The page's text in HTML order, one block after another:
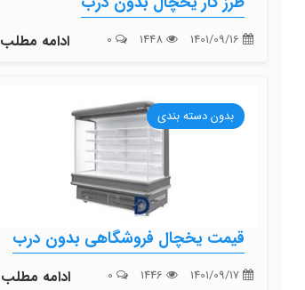
ادامه مطلب
بدون دسته بندی
قیمت یخچال فروشگاهی بدون درب
ادامه مطلب